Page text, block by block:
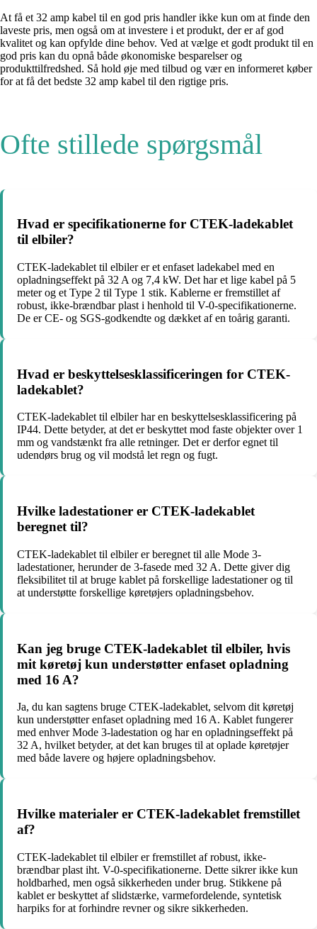
At få et 32 amp kabel til en god pris handler ikke kun om at finde den
laveste pris, men også om at investere i et produkt, der er af god
kvalitet og kan opfylde dine behov. Ved at vælge et godt produkt til en
god pris kan du opnå både økonomiske besparelser og
produkttilfredshed. Så hold øje med tilbud og vær en informeret køber
for at få det bedste 32 amp kabel til den rigtige pris.
Ofte stillede spørgsmål
Hvad er specifikationerne for CTEK-ladekablet
til elbiler?
CTEK-ladekablet til elbiler er et enfaset ladekabel med en
opladningseffekt på 32 A og 7,4 kW. Det har et lige kabel på 5
meter og et Type 2 til Type 1 stik. Kablerne er fremstillet af
robust, ikke-brændbar plast i henhold til V-0-specifikationerne.
De er CE- og SGS-godkendte og dækket af en toårig garanti.
Hvad er beskyttelsesklassificeringen for CTEK-
ladekablet?
CTEK-ladekablet til elbiler har en beskyttelsesklassificering på
IP44. Dette betyder, at det er beskyttet mod faste objekter over 1
mm og vandstænkt fra alle retninger. Det er derfor egnet til
udendørs brug og vil modstå let regn og fugt.
Hvilke ladestationer er CTEK-ladekablet
beregnet til?
CTEK-ladekablet til elbiler er beregnet til alle Mode 3-
ladestationer, herunder de 3-fasede med 32 A. Dette giver dig
fleksibilitet til at bruge kablet på forskellige ladestationer og til
at understøtte forskellige køretøjers opladningsbehov.
Kan jeg bruge CTEK-ladekablet til elbiler, hvis
mit køretøj kun understøtter enfaset opladning
med 16 A?
Ja, du kan sagtens bruge CTEK-ladekablet, selvom dit køretøj
kun understøtter enfaset opladning med 16 A. Kablet fungerer
med enhver Mode 3-ladestation og har en opladningseffekt på
32 A, hvilket betyder, at det kan bruges til at oplade køretøjer
med både lavere og højere opladningsbehov.
Hvilke materialer er CTEK-ladekablet fremstillet
af?
CTEK-ladekablet til elbiler er fremstillet af robust, ikke-
brændbar plast iht. V-0-specifikationerne. Dette sikrer ikke kun
holdbarhed, men også sikkerheden under brug. Stikkene på
kablet er beskyttet af slidstærke, varmefordelende, syntetisk
harpiks for at forhindre revner og sikre sikkerheden.